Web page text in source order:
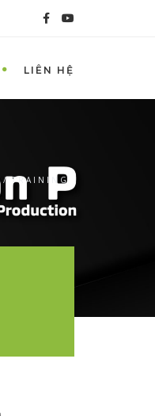
LIÊN HỆ
TRAINING